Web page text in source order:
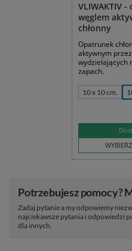
VLIWAKTIV
węglem
chłonny
Opatrunek
aktywnym
wydzielających
zapach.
10 x 10 cm.
Potrzebujesz pomocy?
Zadaj pytanie a my odpowiemy
najciekawsze pytania i odpowiedzi
dla innych.